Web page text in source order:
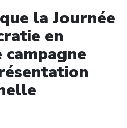
la Journée
en